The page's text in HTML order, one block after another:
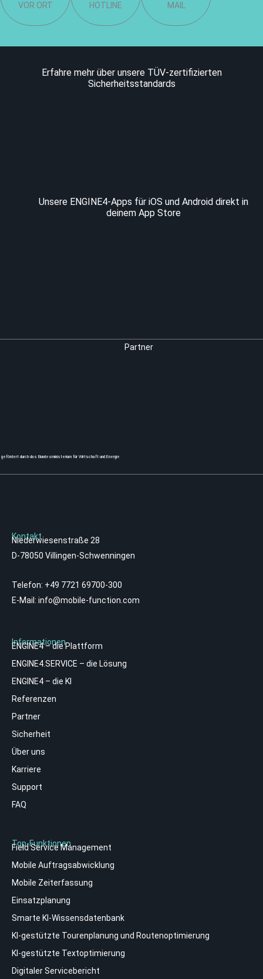
VOR ORT HOTLINE MAIL
Erfahre mehr über unsere TÜV-zertifizierten
Sicherheitsstandards
Unsere ENGINE4-Apps für iOS und Android direkt in
deinem App Store
Partner
gefördert durch das Bundesministerium für Wirtschaft und Energie
Kontakt
Niederwiesenstraße 28
D-78050 Villingen-Schwenningen
Telefon: +49 7721 69700-300
E-Mail: info@mobile-function.com
Informationen
ENGINE4 – die Plattform
ENGINE4.SERVICE – die Lösung
ENGINE4 – die KI
Referenzen
Partner
Sicherheit
Über uns
Karriere
Support
FAQ
Top-Funktionen
Field Service Management
Mobile Auftragsabwicklung
Mobile Zeiterfassung
Einsatzplanung
Smarte KI-Wissensdatenbank
KI-gestützte Tourenplanung und Routenoptimierung
KI-gestützte Textoptimierung
Digitaler Servicebericht